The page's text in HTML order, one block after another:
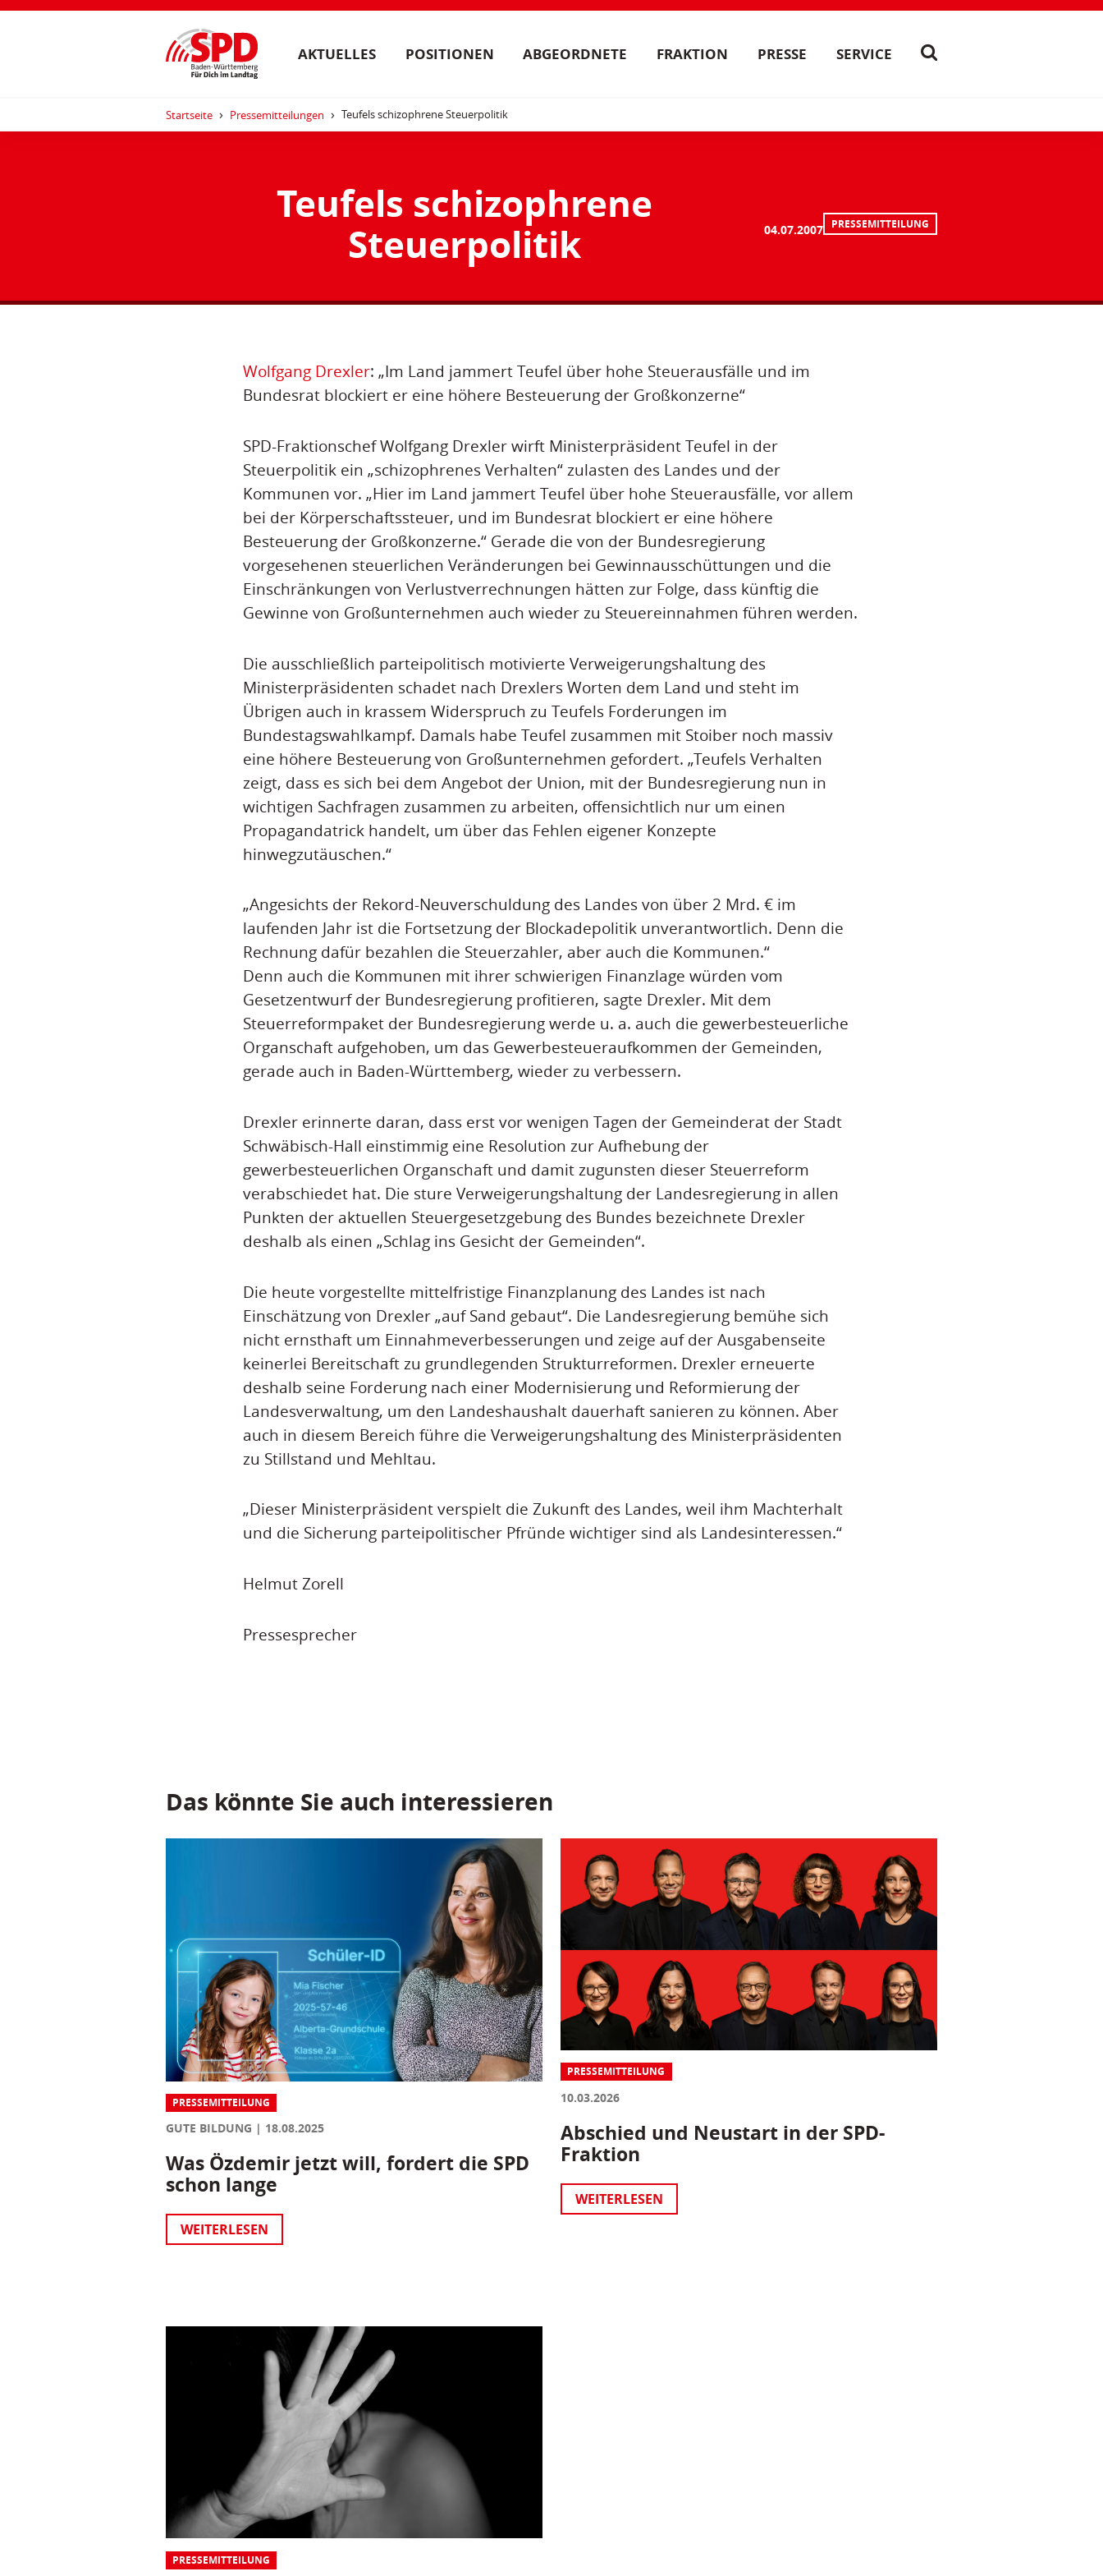
AKTUELLES POSITIONEN ABGEORDNETE FRAKTION PRESSE SERVICE
Startseite Pressemitteilungen Teufels schizophrene Steuerpolitik
Teufels schizophrene
Steuerpolitik
04.07.2007 PRESSEMITTEILUNG
Wolfgang Drexler: „Im Land jammert Teufel über hohe Steuerausfälle und im
Bundesrat blockiert er eine höhere Besteuerung der Großkonzerne“
SPD-Fraktionschef Wolfgang Drexler wirft Ministerpräsident Teufel in der
Steuerpolitik ein „schizophrenes Verhalten“ zulasten des Landes und der
Kommunen vor. „Hier im Land jammert Teufel über hohe Steuerausfälle, vor allem
bei der Körperschaftssteuer, und im Bundesrat blockiert er eine höhere
Besteuerung der Großkonzerne.“ Gerade die von der Bundesregierung
vorgesehenen steuerlichen Veränderungen bei Gewinnausschüttungen und die
Einschränkungen von Verlustverrechnungen hätten zur Folge, dass künftig die
Gewinne von Großunternehmen auch wieder zu Steuereinnahmen führen werden.
Die ausschließlich parteipolitisch motivierte Verweigerungshaltung des
Ministerpräsidenten schadet nach Drexlers Worten dem Land und steht im
Übrigen auch in krassem Widerspruch zu Teufels Forderungen im
Bundestagswahlkampf. Damals habe Teufel zusammen mit Stoiber noch massiv
eine höhere Besteuerung von Großunternehmen gefordert. „Teufels Verhalten
zeigt, dass es sich bei dem Angebot der Union, mit der Bundesregierung nun in
wichtigen Sachfragen zusammen zu arbeiten, offensichtlich nur um einen
Propagandatrick handelt, um über das Fehlen eigener Konzepte
hinwegzutäuschen.“
„Angesichts der Rekord-Neuverschuldung des Landes von über 2 Mrd. € im
laufenden Jahr ist die Fortsetzung der Blockadepolitik unverantwortlich. Denn die
Rechnung dafür bezahlen die Steuerzahler, aber auch die Kommunen.“
Denn auch die Kommunen mit ihrer schwierigen Finanzlage würden vom
Gesetzentwurf der Bundesregierung profitieren, sagte Drexler. Mit dem
Steuerreformpaket der Bundesregierung werde u. a. auch die gewerbesteuerliche
Organschaft aufgehoben, um das Gewerbesteueraufkommen der Gemeinden,
gerade auch in Baden-Württemberg, wieder zu verbessern.
Drexler erinnerte daran, dass erst vor wenigen Tagen der Gemeinderat der Stadt
Schwäbisch-Hall einstimmig eine Resolution zur Aufhebung der
gewerbesteuerlichen Organschaft und damit zugunsten dieser Steuerreform
verabschiedet hat. Die sture Verweigerungshaltung der Landesregierung in allen
Punkten der aktuellen Steuergesetzgebung des Bundes bezeichnete Drexler
deshalb als einen „Schlag ins Gesicht der Gemeinden“.
Die heute vorgestellte mittelfristige Finanzplanung des Landes ist nach
Einschätzung von Drexler „auf Sand gebaut“. Die Landesregierung bemühe sich
nicht ernsthaft um Einnahmeverbesserungen und zeige auf der Ausgabenseite
keinerlei Bereitschaft zu grundlegenden Strukturreformen. Drexler erneuerte
deshalb seine Forderung nach einer Modernisierung und Reformierung der
Landesverwaltung, um den Landeshaushalt dauerhaft sanieren zu können. Aber
auch in diesem Bereich führe die Verweigerungshaltung des Ministerpräsidenten
zu Stillstand und Mehltau.
„Dieser Ministerpräsident verspielt die Zukunft des Landes, weil ihm Machterhalt
und die Sicherung parteipolitischer Pfründe wichtiger sind als Landesinteressen.“
Helmut Zorell
Pressesprecher
Das könnte Sie auch interessieren
PRESSEMITTEILUNG
GUTE BILDUNG 18.08.2025
Was Özdemir jetzt will, fordert die SPD
schon lange
WEITERLESEN
PRESSEMITTEILUNG
10.03.2026
Abschied und Neustart in der SPD-
Fraktion
WEITERLESEN
PRESSEMITTEILUNG